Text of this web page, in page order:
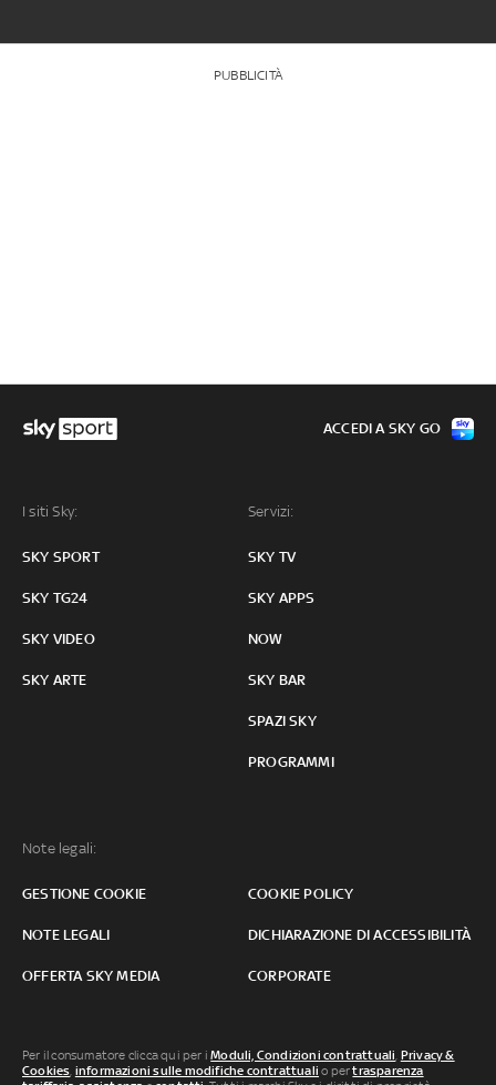
PUBBLICITÀ
I siti Sky:
SKY SPORT
SKY TG24
SKY VIDEO
SKY ARTE
Servizi:
SKY TV
SKY APPS
NOW
SKY BAR
SPAZI SKY
PROGRAMMI
Note legali:
GESTIONE COOKIE COOKIE POLICY
NOTE LEGALI DICHIARAZIONE DI ACCESSIBILITÀ
OFFERTA SKY MEDIA CORPORATE
ACCEDI A SKY GO
Per il consumatore clicca qui per iModuli, Condizioni contrattuali Privacy &
Cookies informazioni sulle modifiche contrattuali o pertrasparenza